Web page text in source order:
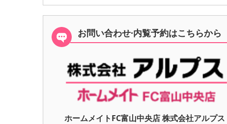
お問い合わせ·内覧予約はこちらから
ホームメイトFC富山中央店 株式会社アルプス